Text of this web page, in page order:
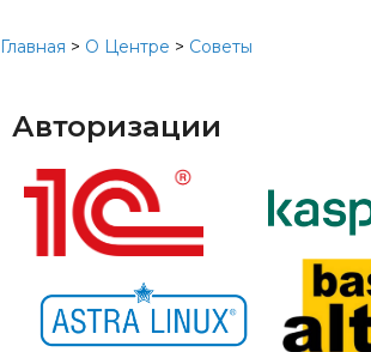
Главная > О Центре > Советы
Авторизации